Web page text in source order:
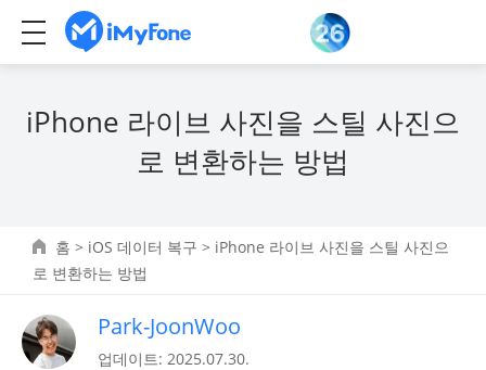
iPhone 라이브 사진을 스틸 사진으
로 변환하는 방법
홈 > iOS 데이터 복구 > iPhone 라이브 사진을 스틸 사진으
로 변환하는 방법
Park-JoonWoo
업데이트: 2025.07.30.